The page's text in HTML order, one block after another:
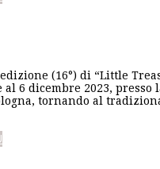
(16°) di “Little
al 6 dicembre 2023, presso
tornando al